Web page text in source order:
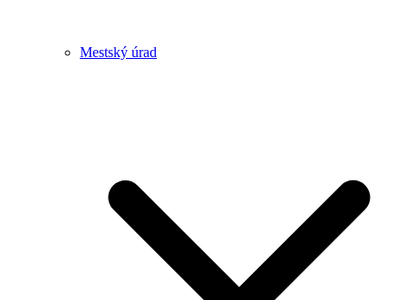
Mestský úrad